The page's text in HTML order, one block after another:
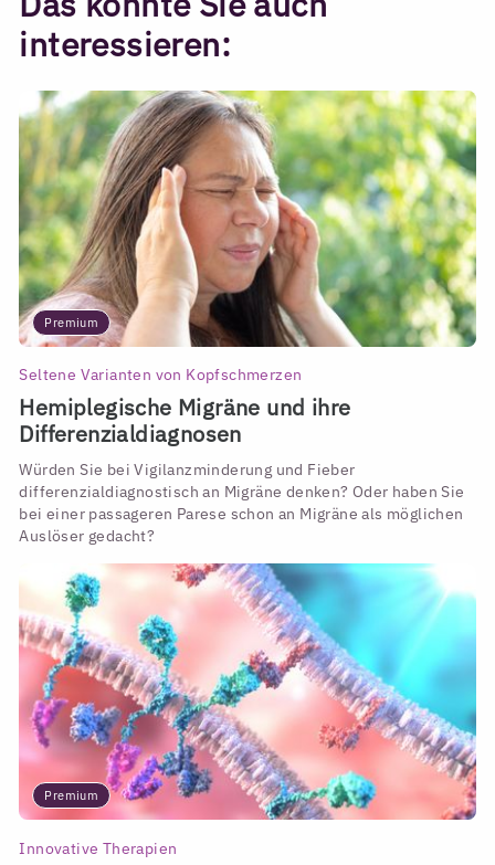
interessieren:
Premium
Seltene Varianten von Kopfschmerzen
Hemiplegische Migräne und ihre
Differenzialdiagnosen
Würden Sie bei Vigilanzminderung und Fieber
differenzialdiagnostisch an Migräne denken? Oder haben Sie
bei einer passageren Parese schon an Migräne als möglichen
Auslöser gedacht?
Premium
Innovative Therapien